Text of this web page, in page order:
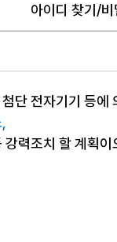
아이디 찾기/
단 전자기기 등에
강력조치 할 계획